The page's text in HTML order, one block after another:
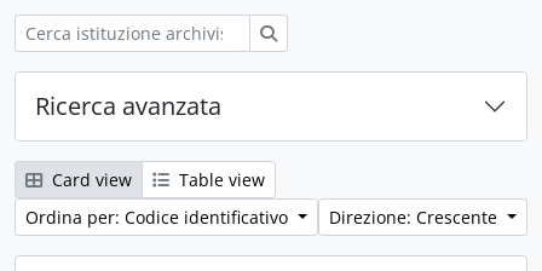
Ricerca avanzata
Card view
Table view
Ordina per: Codice identificativo
Direzione: Crescente